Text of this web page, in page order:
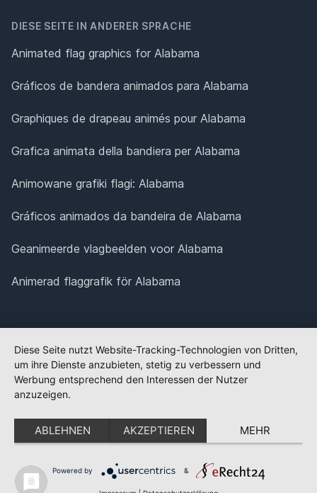
DIESE SEITE IN ANDERER SPRACHE
Animated flag graphics for Alabama
Gráficos de bandera animados para Alabama
Graphiques de drapeau animés pour Alabama
Grafica animata della bandiera per Alabama
Animowane grafiki flagi: Alabama
Gráficos animados da bandeira de Alabama
Geanimeerde vlagbeelden voor Alabama
Animerad flaggrafik för Alabama
Diese Seite nutzt Website-Tracking-Technologien von Dritten,
um ihre Dienste anzubieten, stetig zu verbessern und
Werbung entsprechend den Interessen der Nutzer
anzuzeigen.
ABLEHNEN AKZEPTIEREN MEHR
Powered by &